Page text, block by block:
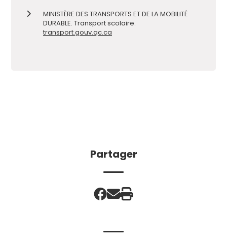
MINISTÈRE DES TRANSPORTS ET DE LA MOBILITÉ
DURABLE. Transport scolaire.
transport.gouv.qc.ca
Partager